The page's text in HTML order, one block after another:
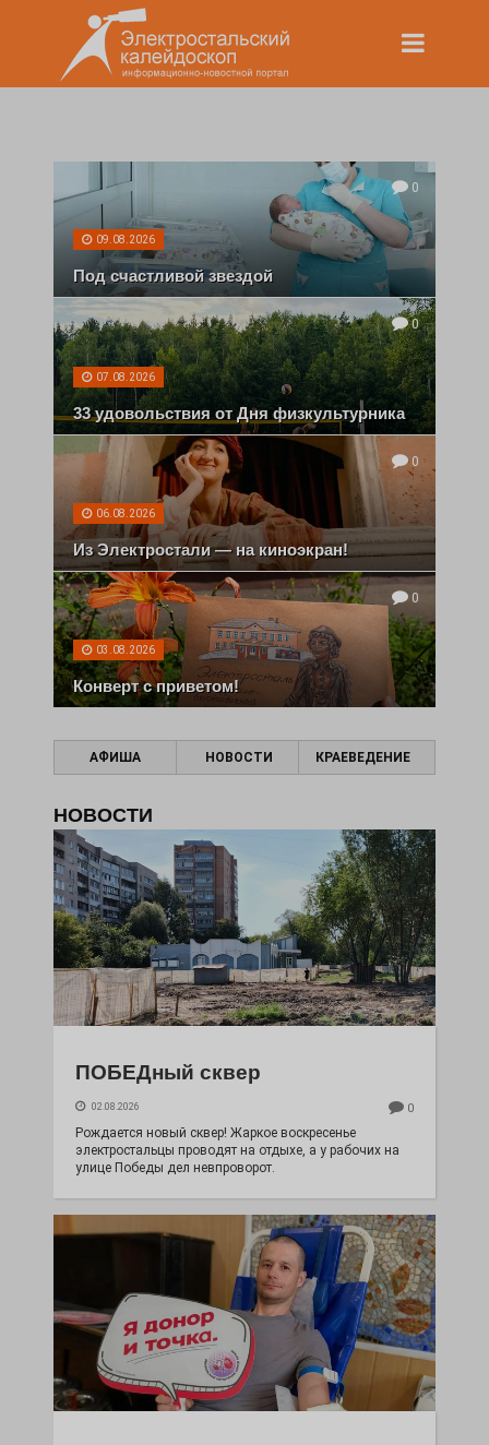
0
09.08.2026
Под счастливой звездой
0
07.08.2026
33 удовольствия от Дня физкультурника
0
06.08.2026
Из Электростали — на киноэкран!
0
03.08.2026
Конверт с приветом!
АФИША НОВОСТИ КРАЕВЕДЕНИЕ
НОВОСТИ
ПОБЕДный сквер
02.08.2026 0
Рождается новый сквер! Жаркое воскресенье
электростальцы проводят на отдыхе, а у рабочих на
улице Победы дел невпроворот.